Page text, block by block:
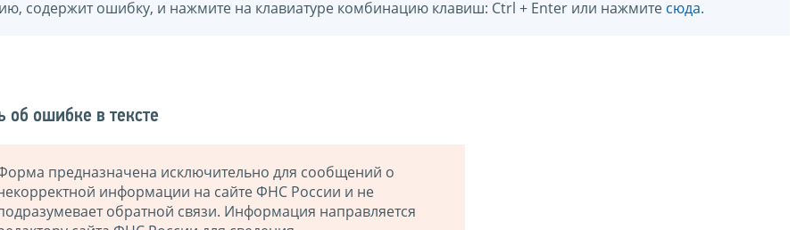
содержит ошибку, и нажмите на клавиатуре комбинацию клавиш: Ctrl + Enter или нажмите сюда.
об ошибке в тексте
предназначена исключительно для сообщений о
информации на сайте ФНС России и не
обратной связи. Информация направляется